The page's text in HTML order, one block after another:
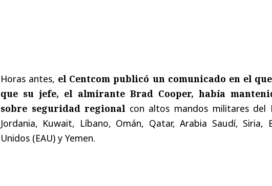
Horas antes, el Centcom publicó un comunicado en el
que su jefe, el almirante Brad Cooper, había
sobre seguridad regional con altos mandos militares del
Jordania, Kuwait, Líbano, Omán, Qatar, Arabia Saudí, Siria,
Unidos (EAU) y Yemen.